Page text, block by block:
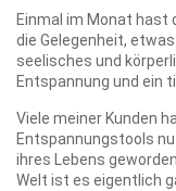
Einmal im Monat hast
die Gelegenheit,
seelisches und
Entspannung und ein
Viele meiner Kunden
Entspannungstools
ihres Lebens
Welt ist es eigentlich